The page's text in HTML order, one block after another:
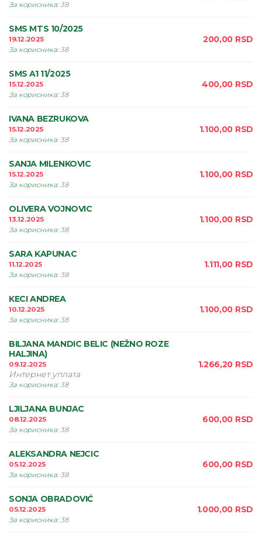
За корисника:38
SMS MTS 10/2025
19.12.2025
За корисника:38
200,00 RSD
SMS A1 11/2025
15.12.2025
За корисника:38
400,00 RSD
IVANA BEZRUKOVA
15.12.2025
За корисника:38
1.100,00 RSD
SANJA MILENKOVIC
15.12.2025
За корисника:38
1.100,00 RSD
OLIVERA VOJNOVIC
13.12.2025
За корисника:38
1.100,00 RSD
SARA KAPUNAC
11.12.2025
За корисника:38
1.111,00 RSD
KECI ANDREA
10.12.2025
За корисника:38
1.100,00 RSD
BILJANA MANDIC BELIC (NEŽNO ROZE
HALJINA)
09.12.2025
Интернет уплата
За корисника:38
1.266,20 RSD
LJILJANA BUNJAC
08.12.2025
За корисника:38
600,00 RSD
ALEKSANDRA NEJCIC
05.12.2025
За корисника:38
600,00 RSD
SONJA OBRADOVIĆ
05.12.2025
За корисника:38
1.000,00 RSD